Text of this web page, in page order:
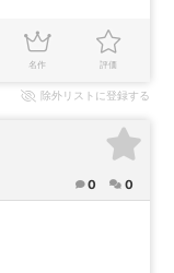
名作 評価
除外リストに登録する
0 0